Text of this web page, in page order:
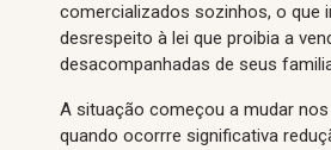
comercializados sozinhos, o que
desrespeito à lei que proibia a
desacompanhadas de seus
A situação começou a mudar nos
quando ocorrre significativa